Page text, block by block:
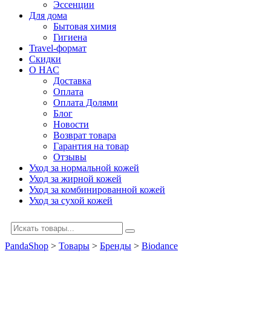
Эссенции
Для дома
Бытовая химия
Гигиена
Travel-формат
Скидки
О НАС
Доставка
Оплата
Оплата Долями
Блог
Новости
Возврат товара
Гарантия на товар
Отзывы
Уход за нормальной кожей
Уход за жирной кожей
Уход за комбинированной кожей
Уход за сухой кожей
PandaShop > Товары > Бренды > Biodance